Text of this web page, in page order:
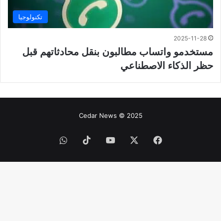
تكنولوجيا
2025-11-28
مستخدمو واتساب مطالبون بنقل محادثاتهم قبل
حظر الذكاء الاصطناعي
Cedar News © 2025
فيسبوك ‫YouTube
‫TikTokواتساب